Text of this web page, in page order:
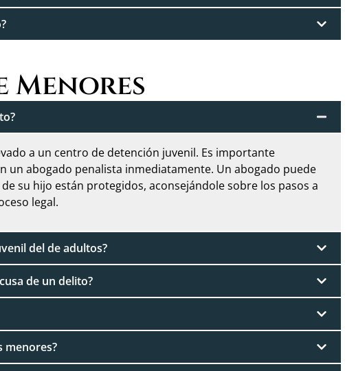
Menores
a un centro de detención juvenil. Es importante
un abogado penalista inmediatamente. Un abogado puede
su hijo están protegidos, aconsejándole sobre los pasos a
legal.
del de adultos?
de un delito?
menores?